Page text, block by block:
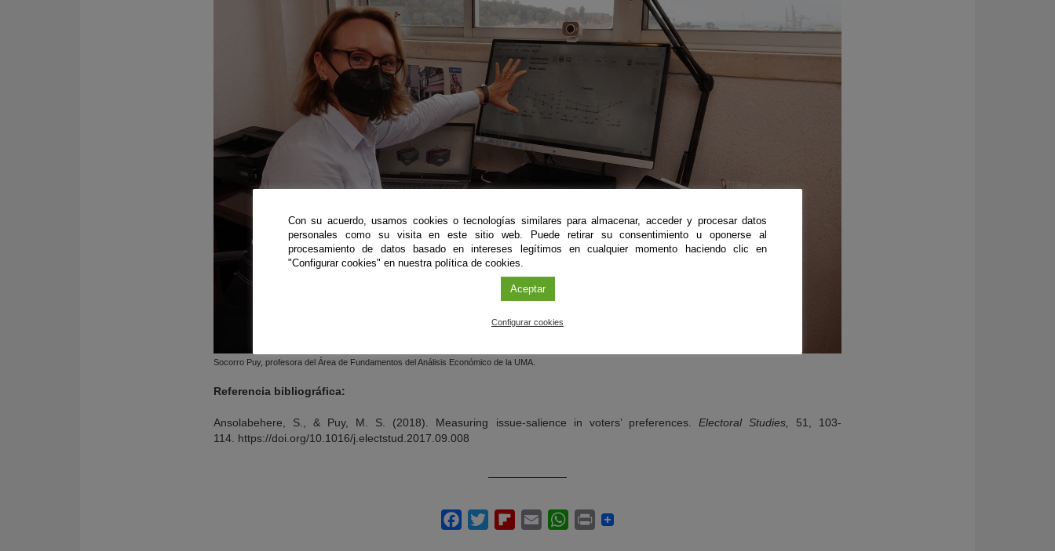
Socorro Puy, profesora del Área de Fundamentos del Análisis Económico de la UMA.
Referencia bibliográfica:
Ansolabehere, S., & Puy, M. S. (2018). Measuring issue-salience in voters’ preferences. Electoral Studies,
51, 103-
114. https://doi.org/10.1016/j.electstud.2017.09.008
Con su acuerdo, usamos cookies o tecnologías similares para almacenar, acceder y procesar datos
personales como su visita en este sitio web. Puede retirar su consentimiento u oponerse al
procesamiento de datos basado en intereses legítimos en cualquier momento haciendo clic en
"Configurar cookies" en nuestra política de cookies.
Aceptar
Configurar cookies